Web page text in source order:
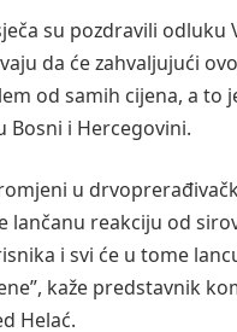
su pozdravili odluku
da će zahvaljujući
od samih cijena, a to
Bosni i Hercegovini.
u
lančanu reakciju od
i svi će u tome
kaže predstavnik
Helać.